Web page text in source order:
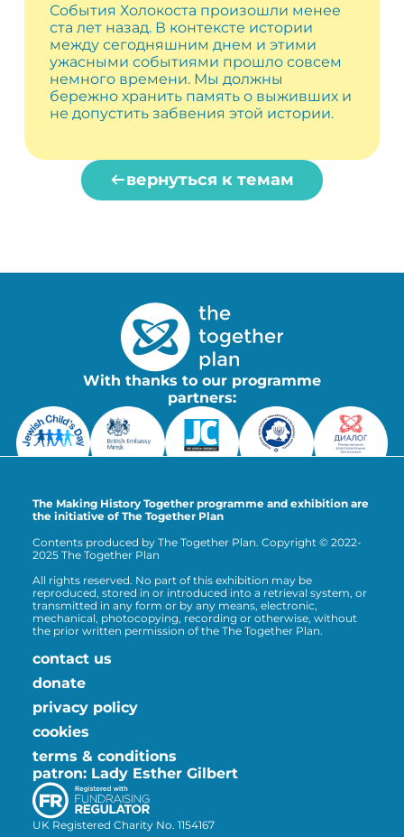
События Холокоста произошли менее
ста лет назад. В контексте истории
между сегодняшним днем ​​и этими
ужасными событиями прошло совсем
немного времени. Мы должны
бережно хранить память о выживших и
не допустить забвения этой истории.
вернуться к темам
With thanks to our programme
partners:
The Making History Together programme and exhibition are
the initiative of The Together Plan
Contents produced by The Together Plan. Copyright © 2022-
2025 The Together Plan
All rights reserved. No part of this exhibition may be
reproduced, stored in or introduced into a retrieval system, or
transmitted in any form or by any means, electronic,
mechanical, photocopying, recording or otherwise, without
the prior written permission of the The Together Plan.
contact us
donate
privacy policy
cookies
terms & conditions
patron: Lady Esther Gilbert
UK Registered Charity No. 1154167